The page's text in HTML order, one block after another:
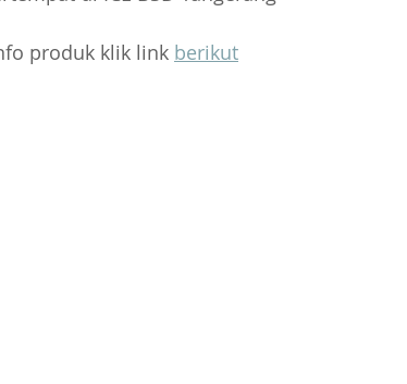
produk klik link berikut